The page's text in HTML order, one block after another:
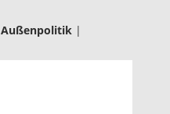
Außenpolitik |